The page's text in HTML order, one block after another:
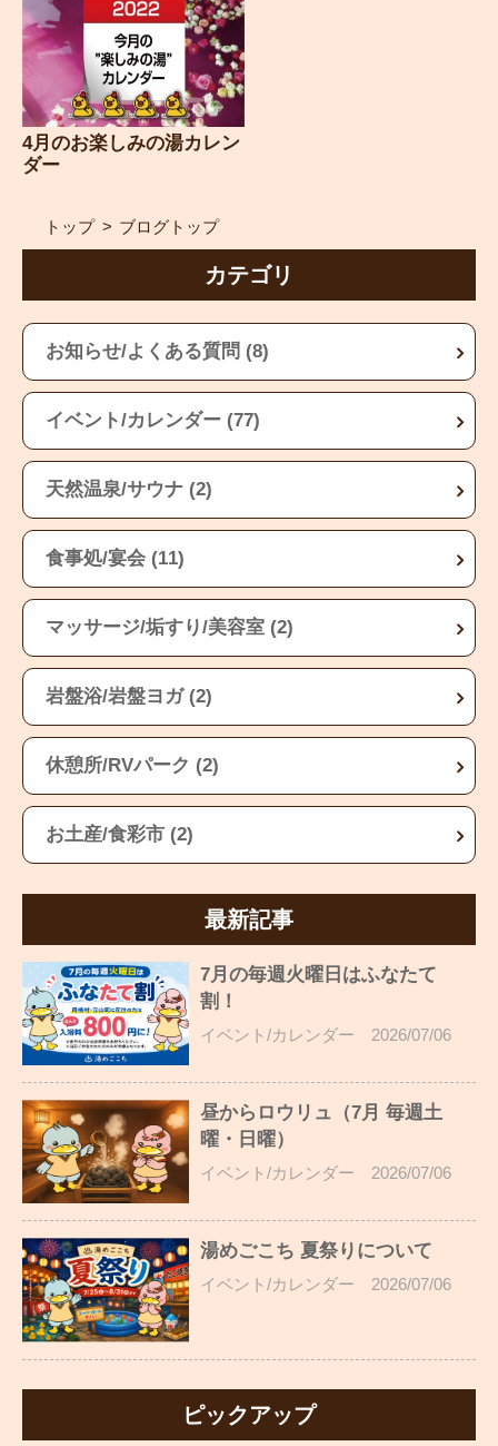
4月のお楽しみの湯カレン
ダー
トップ ブログトップ
カテゴリ
お知らせ/よくある質問 (8)
イベント/カレンダー (77)
天然温泉/サウナ (2)
食事処/宴会 (11)
マッサージ/垢すり/美容室 (2)
岩盤浴/岩盤ヨガ (2)
休憩所/RVパーク (2)
お土産/食彩市 (2)
最新記事
7月の毎週火曜日はふなたて
割！
イベント/カレンダー 2026/07/06
昼からロウリュ（7月 毎週土
曜・日曜）
イベント/カレンダー 2026/07/06
湯めごこち 夏祭りについて
イベント/カレンダー 2026/07/06
ピックアップ